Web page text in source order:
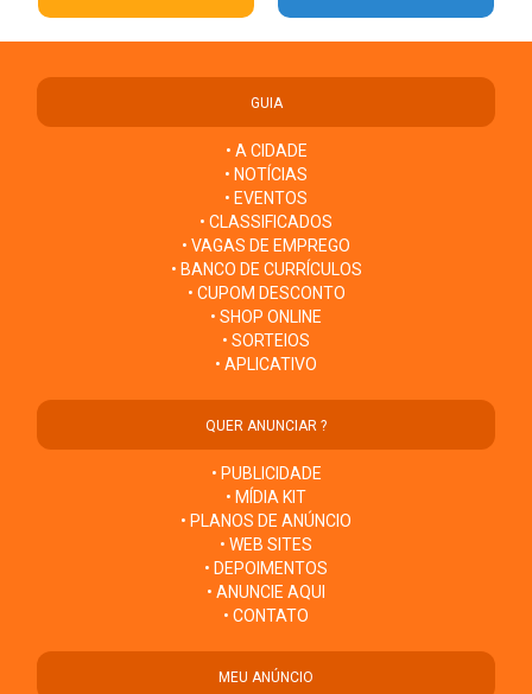
GUIA
• A CIDADE
• NOTÍCIAS
• EVENTOS
• CLASSIFICADOS
• VAGAS DE EMPREGO
• BANCO DE CURRÍCULOS
• CUPOM DESCONTO
• SHOP ONLINE
• SORTEIOS
• APLICATIVO
QUER ANUNCIAR ?
• PUBLICIDADE
• MÍDIA KIT
• PLANOS DE ANÚNCIO
• WEB SITES
• DEPOIMENTOS
• ANUNCIE AQUI
• CONTATO
MEU ANÚNCIO